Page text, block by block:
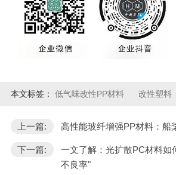
本文标签： 低气味改性PP材料 改性塑料
上一篇: 高性能玻纤增强PP材料：船
下一篇:
一文了解：光扩散PC材料如
不良率"